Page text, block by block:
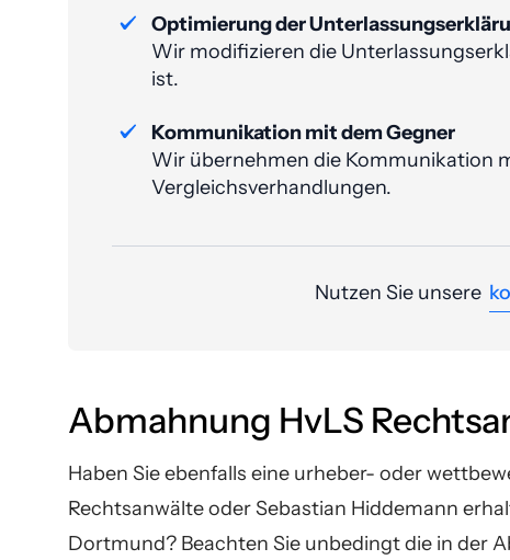
Optimierung der
Wir modifizieren die
ist.
Kommunikation mit dem Gegner
Wir übernehmen die Kommunikation
Vergleichsverhandlungen.
Nutzen Sie unsere
Abmahnung HvLS
Haben Sie ebenfalls eine urheber- oder
Rechtsanwälte oder Sebastian Hiddemann
Dortmund? Beachten Sie unbedingt die in der